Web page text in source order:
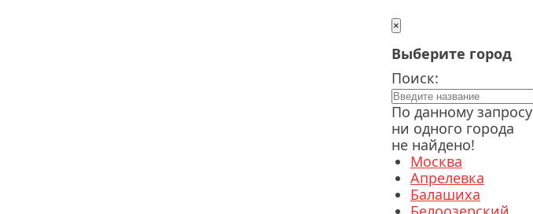
×
Выберите город
Поиск:
По данному запросу
ни одного города
не найдено!
Москва
Апрелевка
Балашиха